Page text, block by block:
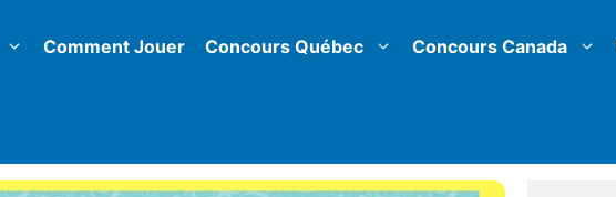
Comment Jouer Concours Québec Concours Canada